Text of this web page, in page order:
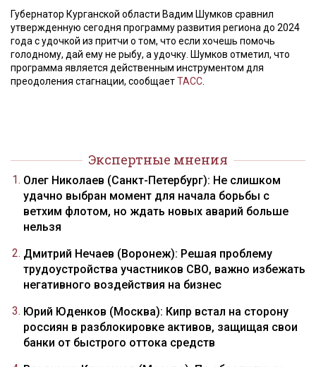
Lifestyle
Мурзилка
Губернатор Курганской области Вадим Шумков сравнил
утвержденную сегодня программу развития региона до 2024
года с удочкой из притчи о том, что если хочешь помочь
голодному, дай ему не рыбу, а удочку. Шумков отметил, что
программа является действенным инструментом для
преодоления стагнации, сообщаетТАСС
Экспертные мнения
Олег Николаев (Санкт-Петербург): Не слишком
удачно выбран момент для начала борьбы с
ветхим флотом, но ждать новых аварий больше
нельзя
Дмитрий Нечаев (Воронеж): Решая проблему
трудоустройства участников СВО, важно избежать
негативного воздействия на бизнес
Юрий Юденков (Москва): Кипр встал на сторону
россиян в разблокировке активов, защищая свои
банки от быстрого оттока средств